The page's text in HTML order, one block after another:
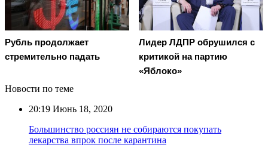
Рубль продолжает
стремительно падать
Лидер ЛДПР обрушился с
критикой на партию
«Яблоко»
Новости по теме
20:19 Июнь 18, 2020
Большинство россиян не собираются покупать
лекарства впрок после карантина